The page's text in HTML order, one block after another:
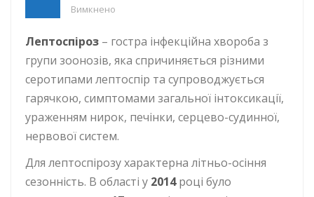
Вимкнено
Лептоспіроз – гостра інфекційна хвороба з
групи зоонозів, яка спричиняється різними
серотипами лептоспір та супроводжується
гарячкою, симптомами загальної інтоксикації,
ураженням нирок, печінки, серцево-судинної,
нервової систем.
Для лептоспірозу характерна літньо-осіння
сезонність. В області у 2014році було